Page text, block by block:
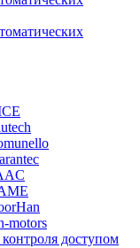
motors
доступом